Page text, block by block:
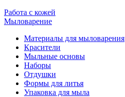
Работа с кожей
Мыловарение
Материалы для мыловарения
Красители
Мыльные основы
Наборы
Отдушки
Формы для литья
Упаковка для мыла